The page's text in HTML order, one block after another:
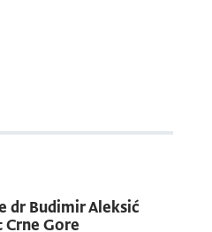
međunarodnu
učimo jedni o
Ona je
budućnost
je, između
dr Budimir Aleksić
Gore